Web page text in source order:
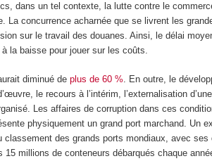
dans un tel contexte, la lutte contre le
La concurrence acharnée que se livrent les
sur le travail des douanes. Ainsi, le délai
la baisse pour jouer sur les coûts.
diminué deplus de 60 % . En outre, le
le recours à l’intérim, l’externalisation
Les affaires de corruption dans ces
physiquement un grand port marchand. Un
classement des grands ports mondiaux, avec
millions de conteneurs débarqués chaque